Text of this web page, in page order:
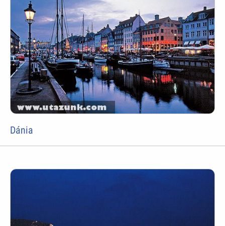
Dánia